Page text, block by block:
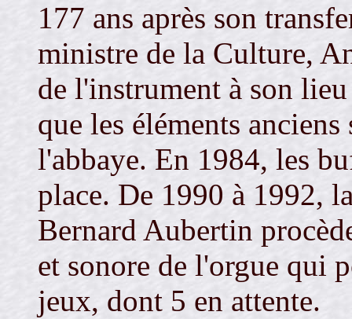
177 ans après son
ministre de la Culture,
de l'instrument à son
que les éléments
l'abbaye. En 1984, les
place. De 1990 à 1992,
Bernard Aubertin
et sonore de l'orgue qui
jeux, dont 5 en attente.